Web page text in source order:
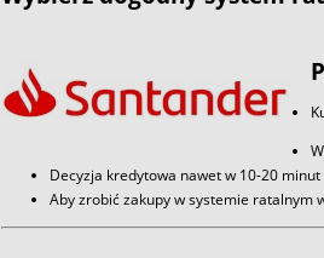
Decyzja kredytowa nawet w 10-20 minut
Aby zrobić zakupy w systemie ratalnym